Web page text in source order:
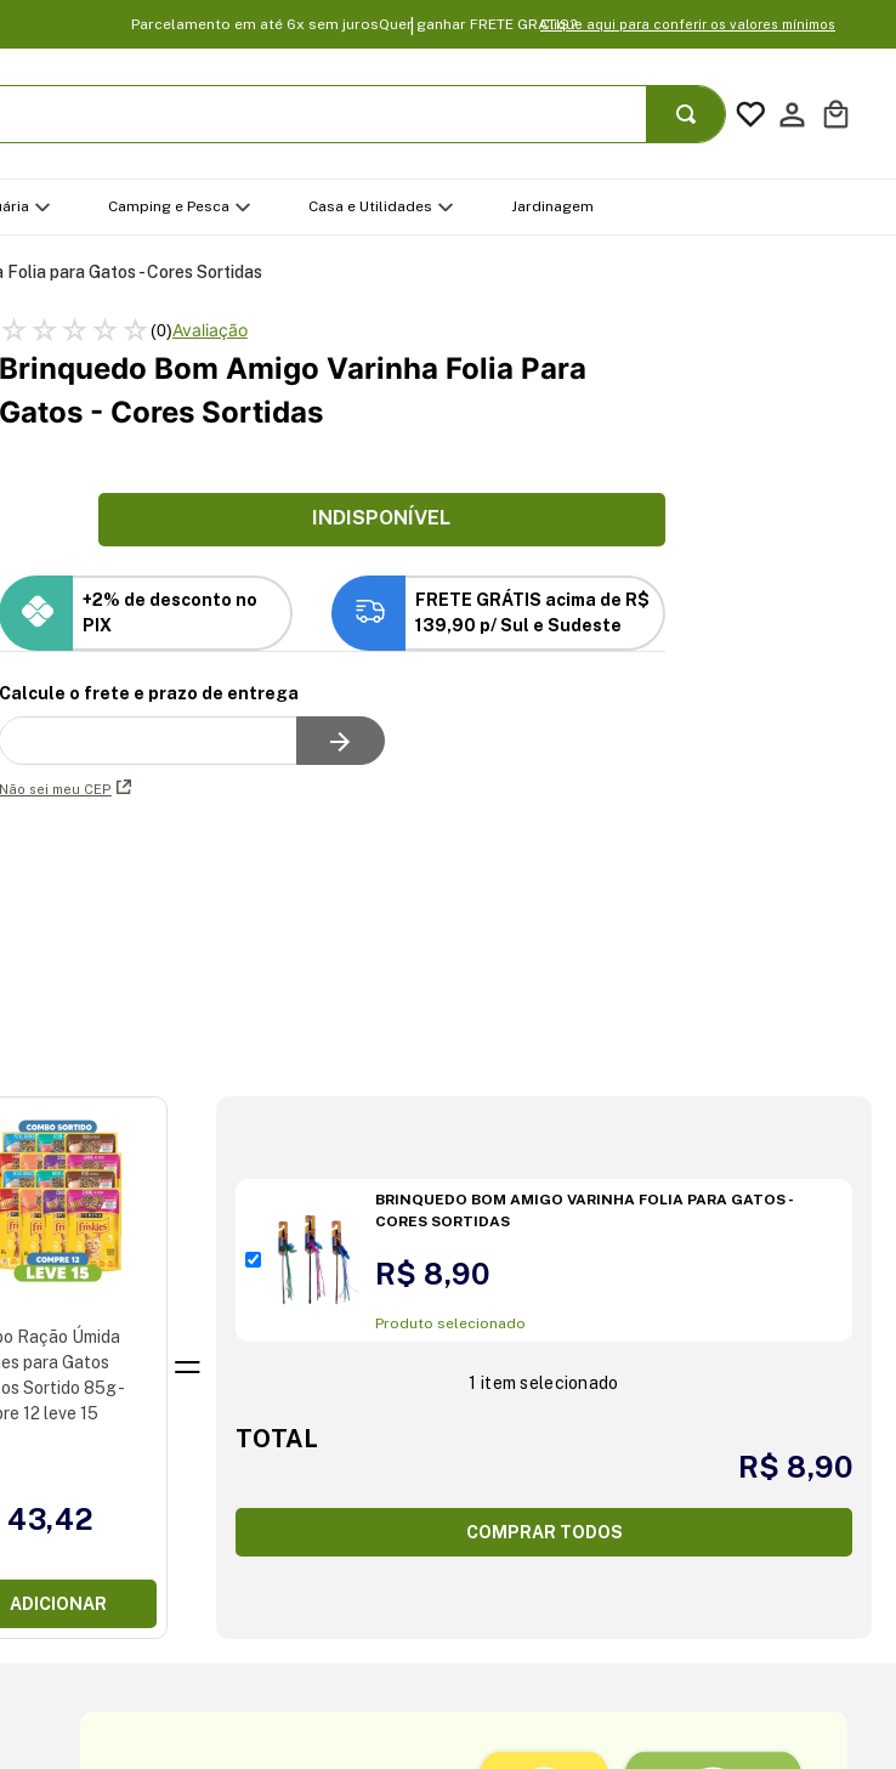
Parcelamento em até 6x sem jurosQuer ganhar FRETE GRATIS?Clique aqui para conferir os valores mínimos
Camping e Pesca Casa e Utilidades Jardinagem
Folia para Gatos - Cores Sortidas
☆ ☆ ☆ ☆ ☆(0)
Brinquedo Bom Amigo Varinha Folia Para
Gatos - Cores Sortidas
INDISPONÍVEL
+2% de desconto no
PIX
FRETE GRÁTIS acima de R$
139,90 p/ Sul e Sudeste
Calcule o frete e prazo de entrega
Não sei meu CEP
Ração Úmida
para Gatos
Sortido 85g -
12 leve 15
43,42
ADICIONAR
BRINQUEDO BOM AMIGO VARINHA FOLIA PARA GATOS -
CORES SORTIDAS
R$ 8,90
Produto selecionado
1 item selecionado
TOTAL
R$ 8,90
COMPRAR TODOS